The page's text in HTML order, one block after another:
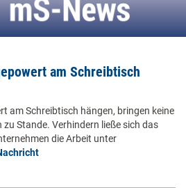
am Schreibtisch
am Schreibtisch hängen, bringen keine
Stande. Verhindern ließe sich das
die Arbeit unter